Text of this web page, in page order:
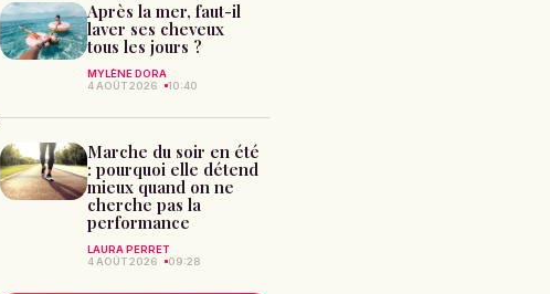
Après la mer, faut-il
laver ses cheveux
tous les jours ?
MYLÈNE DORA
4 AOÛT 2026
10:40
Marche du soir en été
: pourquoi elle détend
mieux quand on ne
cherche pas la
performance
LAURA PERRET
4 AOÛT 2026
09:28